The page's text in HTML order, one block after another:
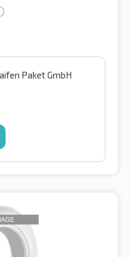
Paket GmbH